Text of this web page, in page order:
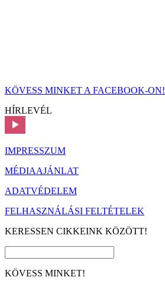
KÖVESS MINKET A FACEBOOK-ON!
HÍRLEVÉL
IMPRESSZUM
MÉDIAAJÁNLAT
ADATVÉDELEM
FELHASZNÁLÁSI FELTÉTELEK
KERESSEN CIKKEINK KÖZÖTT!
KÖVESS MINKET!